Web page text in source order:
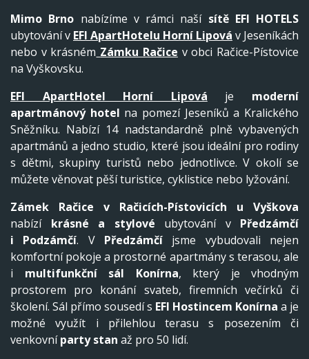
Mimo Brno nabízíme v rámci naší sítě EFI HOTELS
ubytování v EFI ApartHotelu Horní Lipová v Jeseníkách
nebo v krásném Zámku Račice v obci Račice-Pístovice
na Vyškovsku.
EFI ApartHotel Horní Lipová je moderní
apartmánový hotel na pomezí Jeseníků a Kralického
Sněžníku. Nabízí 14 nadstandardně plně vybavených
apartmánů a jedno studio, které jsou ideální pro rodiny
s dětmi, skupiny turistů nebo jednotlivce. V okolí se
můžete věnovat pěší turistice, cyklistice nebo lyžování.
Zámek Račice v Račicích-Pístovicích u Vyškova
nabízí krásné a stylové ubytování v Předzámčí
i
Podzámčí. V Předzámčí jsme vybudovali nejen
komfortní pokoje a prostorné apartmány s terasou, ale
i multifunkční sál Konírna, který je vhodným
prostorem pro konání svateb, firemních večírků či
školení. Sál přímo sousedí s EFI Hostincem Konírna a je
možné využít i přilehlou terasu s posezením či
venkovníparty stan až pro 50 lidí.